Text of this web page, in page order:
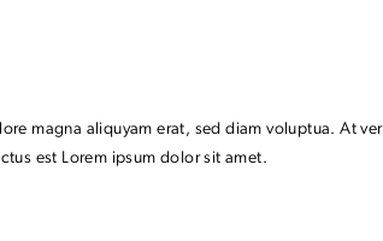
magna aliquyam erat, sed diam voluptua. At
est Lorem ipsum dolor sit amet.